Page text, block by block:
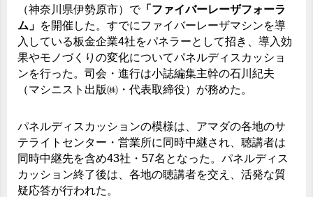
（神奈川県伊勢原市）で「ファイバーレーザフォーラ
ム」 を開催した。すでにファイバーレーザマシンを導
入している板金企業4社をパネラーとして招き、導入効
果やモノづくりの変化についてパネルディスカッショ
ンを行った。司会・進行は小誌編集主幹の石川紀夫
（マシニスト出版㈱・代表取締役）が務めた。
パネルディスカッションの模様は、アマダの各地のサ
テライトセンター・営業所に同時中継され、聴講者は
同時中継先を含め43社・57名となった。パネルディス
カッション終了後は、各地の聴講者を交え、活発な質
疑応答が行われた。